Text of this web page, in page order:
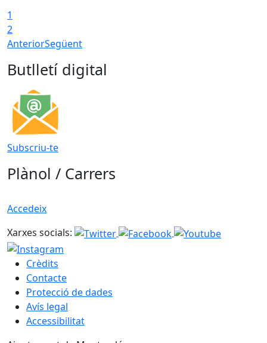
1
2
AnteriorSegüent
Butlletí digital
Subscriu-te
Plànol / Carrers
Accedeix
Xarxes socials:
Crèdits
Contacte
Protecció de dades
Avís legal
Accessibilitat